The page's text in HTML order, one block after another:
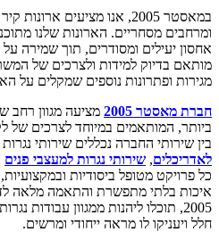
במאסטר 2005, אנו מציעים
ומרחבים מסחריים. הארונות שלנו
אחסון יעילים ומסודרים, תוך שמירה
מותאם בדיוק למידות ולצרכים של
מגירות ופתרונות נוספים שמקלים על
חברת מאסטר 2005
מציעה מגוון רחב
ביותר, המותאמים במיוחד לצרכים של
בין שירותי החברה נכללים שירותי
לאדריכלים, שירותי נגרות למעצבי פנים
כל פרויקט מטופל ביסודיות
איכות בלתי מתפשרת והתאמה מלאה
2005, תוכלו ליהנות ממגוון עבודות
חלל ויעניקו לו מראה ייחודי ומרשים.